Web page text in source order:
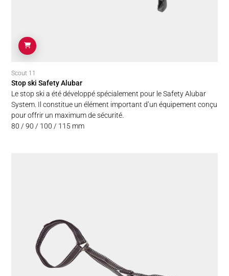
Scout 11
Stop ski Safety Alubar
Le stop ski a été développé spécialement pour le Safety Alubar
System. Il constitue un élément important d’un équipement conçu
pour offrir un maximum de sécurité.
80 / 90 / 100 / 115 mm